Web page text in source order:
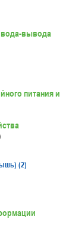
вывода
питания и
(2)